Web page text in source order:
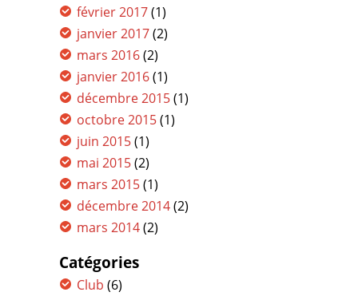
février 2017(1)
janvier 2017(2)
mars 2016(2)
janvier 2016(1)
décembre 2015(1)
octobre 2015(1)
juin 2015(1)
mai 2015(2)
mars 2015(1)
décembre 2014(2)
mars 2014(2)
Catégories
Club (6)